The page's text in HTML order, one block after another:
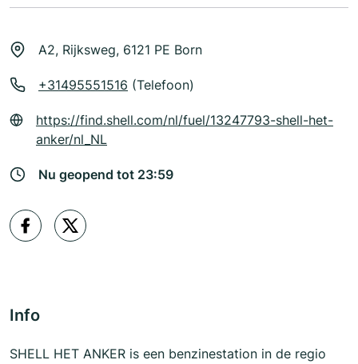
A2, Rijksweg, 6121 PE Born
+31495551516 (Telefoon)
https://find.shell.com/nl/fuel/13247793-shell-het-
anker/nl_NL
Nu geopend tot 23:59
Info
SHELL HET ANKER is een benzinestation in de regio